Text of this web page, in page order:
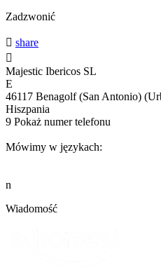
Zadzwonić
 share

Majestic Ibericos SL
E
46117 Benagolf (San Antonio)
Hiszpania
9 Pokaż numer telefonu
Mówimy w językach:
n
Wiadomość